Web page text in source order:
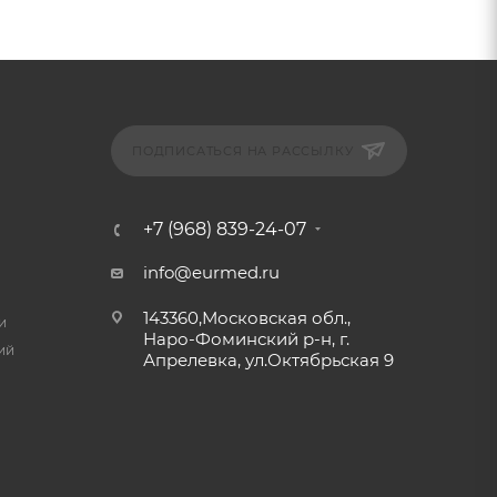
+7 (968) 839-24-07
info@eurmed.ru
143360,Московская обл.,
Наро-Фоминский р-н, г.
Апрелевка, ул.Октябрьская 9